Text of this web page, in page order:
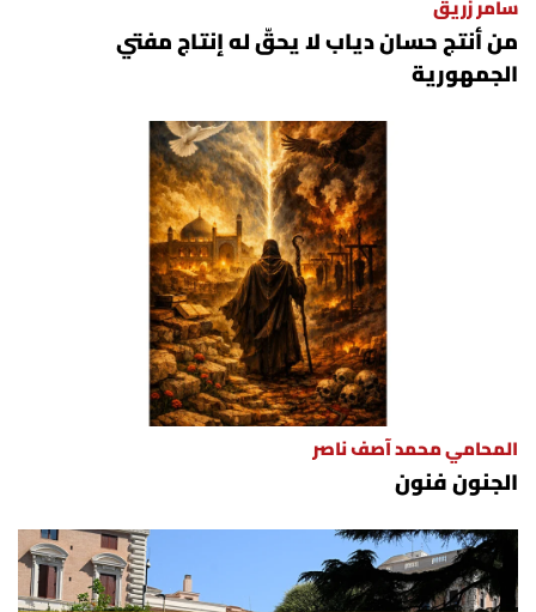
سامر زريق
من أنتج حسان دياب لا يحقّ له إنتاج مفتي
الجمهورية
المحامي محمد آصف ناصر
الجنون فنون